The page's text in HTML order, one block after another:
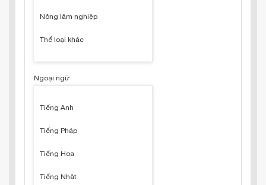
Nông lâm nghiệp
Thể loại khác
Ngoại ngữ
Tiếng Anh
Tiếng Pháp
Tiếng Hoa
Tiếng Nhật